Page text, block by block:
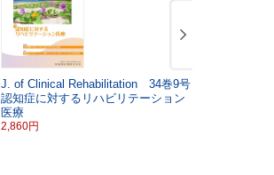
J. of Clinical Rehabilitation 34巻9号
認知症に対するリハビリテーション
医療
2,860円